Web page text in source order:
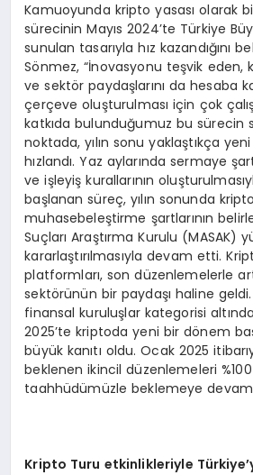
Kamuoyunda kripto yasası olarak
sürecinin Mayıs 2024’te Türkiye
sunulan tasarıyla hız kazandığını
Sönmez, “İnovasyonu teşvik eden,
ve sektör paydaşlarını da hesaba
çerçeve oluşturulması için çok
katkıda bulunduğumuz bu sürecin
noktada, yılın sonu yaklaştıkça
hızlandı. Yaz aylarında sermaye
ve işleyiş kurallarının
başlanan süreç, yılın sonunda kripto
muhasebeleştirme şartlarının
Suçları Araştırma Kurulu (MASAK)
kararlaştırılmasıyla devam etti.
platformları, son düzenlemelerle
sektörünün bir paydaşı haline
finansal kuruluşlar kategorisi
2025’te kriptoda yeni bir dönem
büyük kanıtı oldu. Ocak 2025
beklenen ikincil düzenlemeleri
taahhüdümüzle beklemeye devam
Kripto Turu etkinlikleriyle Türkiye’